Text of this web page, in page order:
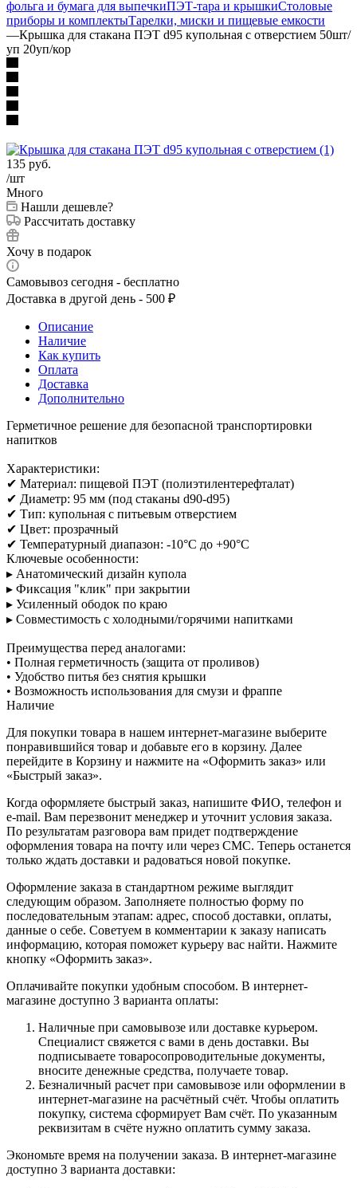
фольга и бумага для выпечкиПЭТ-тара и крышкиСтоловые
приборы и комплектыТарелки, миски и пищевые емкости
—Крышка для стакана ПЭТ d95 купольная с отверстием 50шт/
уп 20уп/кор
135 руб.
/шт
Много
Нашли дешевле?
Рассчитать доставку
Хочу в подарок
Самовывоз сегодня - бесплатно
Доставка в другой день - 500 ₽
Описание
Наличие
Как купить
Оплата
Доставка
Дополнительно
Герметичное решение для безопасной транспортировки
напитков
Характеристики:
✔ Материал: пищевой ПЭТ (полиэтилентерефталат)
✔ Диаметр: 95 мм (под стаканы d90-d95)
✔ Тип: купольная с питьевым отверстием
✔ Цвет: прозрачный
✔ Температурный диапазон: -10°C до +90°C
Ключевые особенности:
▸ Анатомический дизайн купола
▸ Фиксация "клик" при закрытии
▸ Усиленный ободок по краю
▸ Совместимость с холодными/горячими напитками
Преимущества перед аналогами:
• Полная герметичность (защита от проливов)
• Удобство питья без снятия крышки
• Возможность использования для смузи и фраппе
Наличие
Для покупки товара в нашем интернет-магазине выберите
понравившийся товар и добавьте его в корзину. Далее
перейдите в Корзину и нажмите на «Оформить заказ» или
«Быстрый заказ».
Когда оформляете быстрый заказ, напишите ФИО, телефон и
e-mail. Вам перезвонит менеджер и уточнит условия заказа.
По результатам разговора вам придет подтверждение
оформления товара на почту или через СМС. Теперь останется
только ждать доставки и радоваться новой покупке.
Оформление заказа в стандартном режиме выглядит
следующим образом. Заполняете полностью форму по
последовательным этапам: адрес, способ доставки, оплаты,
данные о себе. Советуем в комментарии к заказу написать
информацию, которая поможет курьеру вас найти. Нажмите
кнопку «Оформить заказ».
Оплачивайте покупки удобным способом. В интернет-
магазине доступно 3 варианта оплаты:
Наличные при самовывозе или доставке курьером.
Специалист свяжется с вами в день доставки. Вы
подписываете товаросопроводительные документы,
вносите денежные средства, получаете товар.
Безналичный расчет при самовывозе или оформлении в
интернет-магазине на расчётный счёт. Чтобы оплатить
покупку, система сформирует Вам счёт. По указанным
реквизитам в счёте нужно оплатить сумму заказа.
Экономьте время на получении заказа. В интернет-магазине
доступно 3 варианта доставки: